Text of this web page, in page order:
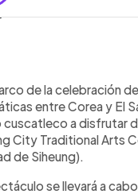
Escuchar artículo
de la celebración
entre Corea y El
cuscatleco a disfrutar
City Traditional Arts
de Siheung).
se llevará a